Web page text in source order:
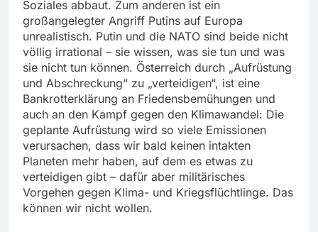
Soziales abbaut. Zum anderen ist ein
großangelegter Angriff Putins auf Europa
unrealistisch. Putin und die NATO sind beide nicht
völlig irrational – sie wissen, was sie tun und was
sie nicht tun können. Österreich durch „Aufrüstung
und Abschreckung“ zu „verteidigen“, ist eine
Bankrotterklärung an Friedensbemühungen und
auch an den Kampf gegen den Klimawandel: Die
geplante Aufrüstung wird so viele Emissionen
verursachen, dass wir bald keinen intakten
Planeten mehr haben, auf dem es etwas zu
verteidigen gibt – dafür aber militärisches
Vorgehen gegen Klima- und Kriegsflüchtlinge. Das
können wir nicht wollen.